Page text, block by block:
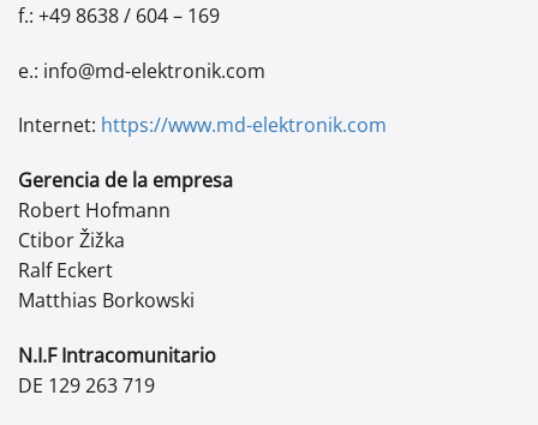
f.: +49 8638 / 604 – 169
e.: info@md-elektronik.com
Internet: https://www.md-elektronik.com
Gerencia de la empresa
Robert Hofmann
Ctibor Žižka
Ralf Eckert
Matthias Borkowski
N.I.F Intracomunitario
DE 129 263 719